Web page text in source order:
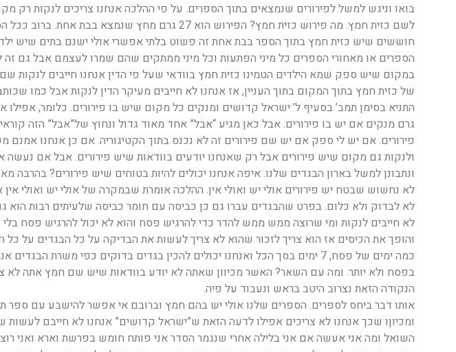
בואו וניגש למשל לפירורים שנמצאים בתוך הספרים. על פי ההלכה אנחנו צריכים לנקות
לשם כזית חמץ. מה פירוש כזית חמץ? הפירוש הוא 27 גרם מחץ שנמצא בבת
חוששים שיש כזית חמץ בתוך הספר בבת אחת זה פשוט בלתי אפשרי אולי ישנם בתים שיש
הספרים או מאחורי הספרים כל מיני הפתעות וכל מיני ממתקים שהם שמרו לעצמם אבל גם זה
במקום שיש ספק שמא הילדים הטמינו כזית חמץ בוודאי שעל פי הדין אנחנו חייבים לנקות
של כזית חמץ בתוך המקום בתוך העניין, אז אנחנו לא חייבים מעיקר הדין לנקות אבל כמו
גרם מנקים אם יש בו פירורים. אבל כאן מגיע “אבל” אחד מאוד גדול ונחוץ של”אבל” הזה
פירורים. אם יש לי ספק אם יש שם פירורים זה לא נכנס בתוך הקטיגוריה. אם כן אנחנו אמנם
ולנקות גם מקום שיש פירורים אבל רק שאנחנו יודעים בוודאות שיש פירורים. אבל אם
ונתבונן למשל בארון הבגדים שלנו. איפה אנחנו יכולים להיות בטוחים שיש פירורים? בהרבה
לא נחשוש שבטח יש פירורים אולי יש ואולי אין. ההלכה אומרת שבמקרה של אולי יש ואולי
לא לבדוק ולא כלום. בפרט שהבגדים עברו גם כן כביסה עם חומר כביסה שלעיתים רבות הוא
לא חייבים לנקות ומי שרוצה ממש ממש להדר כדי להרגיש פסח והוא לא יכול להרגיש פסח
והופך את הכיסים אז הוא צריך לזכור שהוא לא צריך לעשות את הבדיקה על כל הבגדים על כל
כמה ימים של פסח, 7 ימים בסך הכל ואנחנו יכולים להכין בגדים בדוקים כפי משרת
בפסח ולא יותר. ומה עם השאר? האשר מכיוון שאתה לא יודע בוודאות שיש שם חמץ אתה לא
הנקודה הזאת נצרוב היטב בראש ונעבוד על פיה.
אותו דבר ביחס לספרים. הספרים שלנו אולי יש בהם חמץ וברובם אי אפשר להישבע עם
ומכיוןו שכך אנחנו לא צריכים אפילו לדעה הזאת ש”ישראל קדושים” אנחנו לא חייבם
השואל ומה אני אעשה אם אני בלילה אחרי שנגמר הסדר אני פותח חומש בפרשת וארא ואני